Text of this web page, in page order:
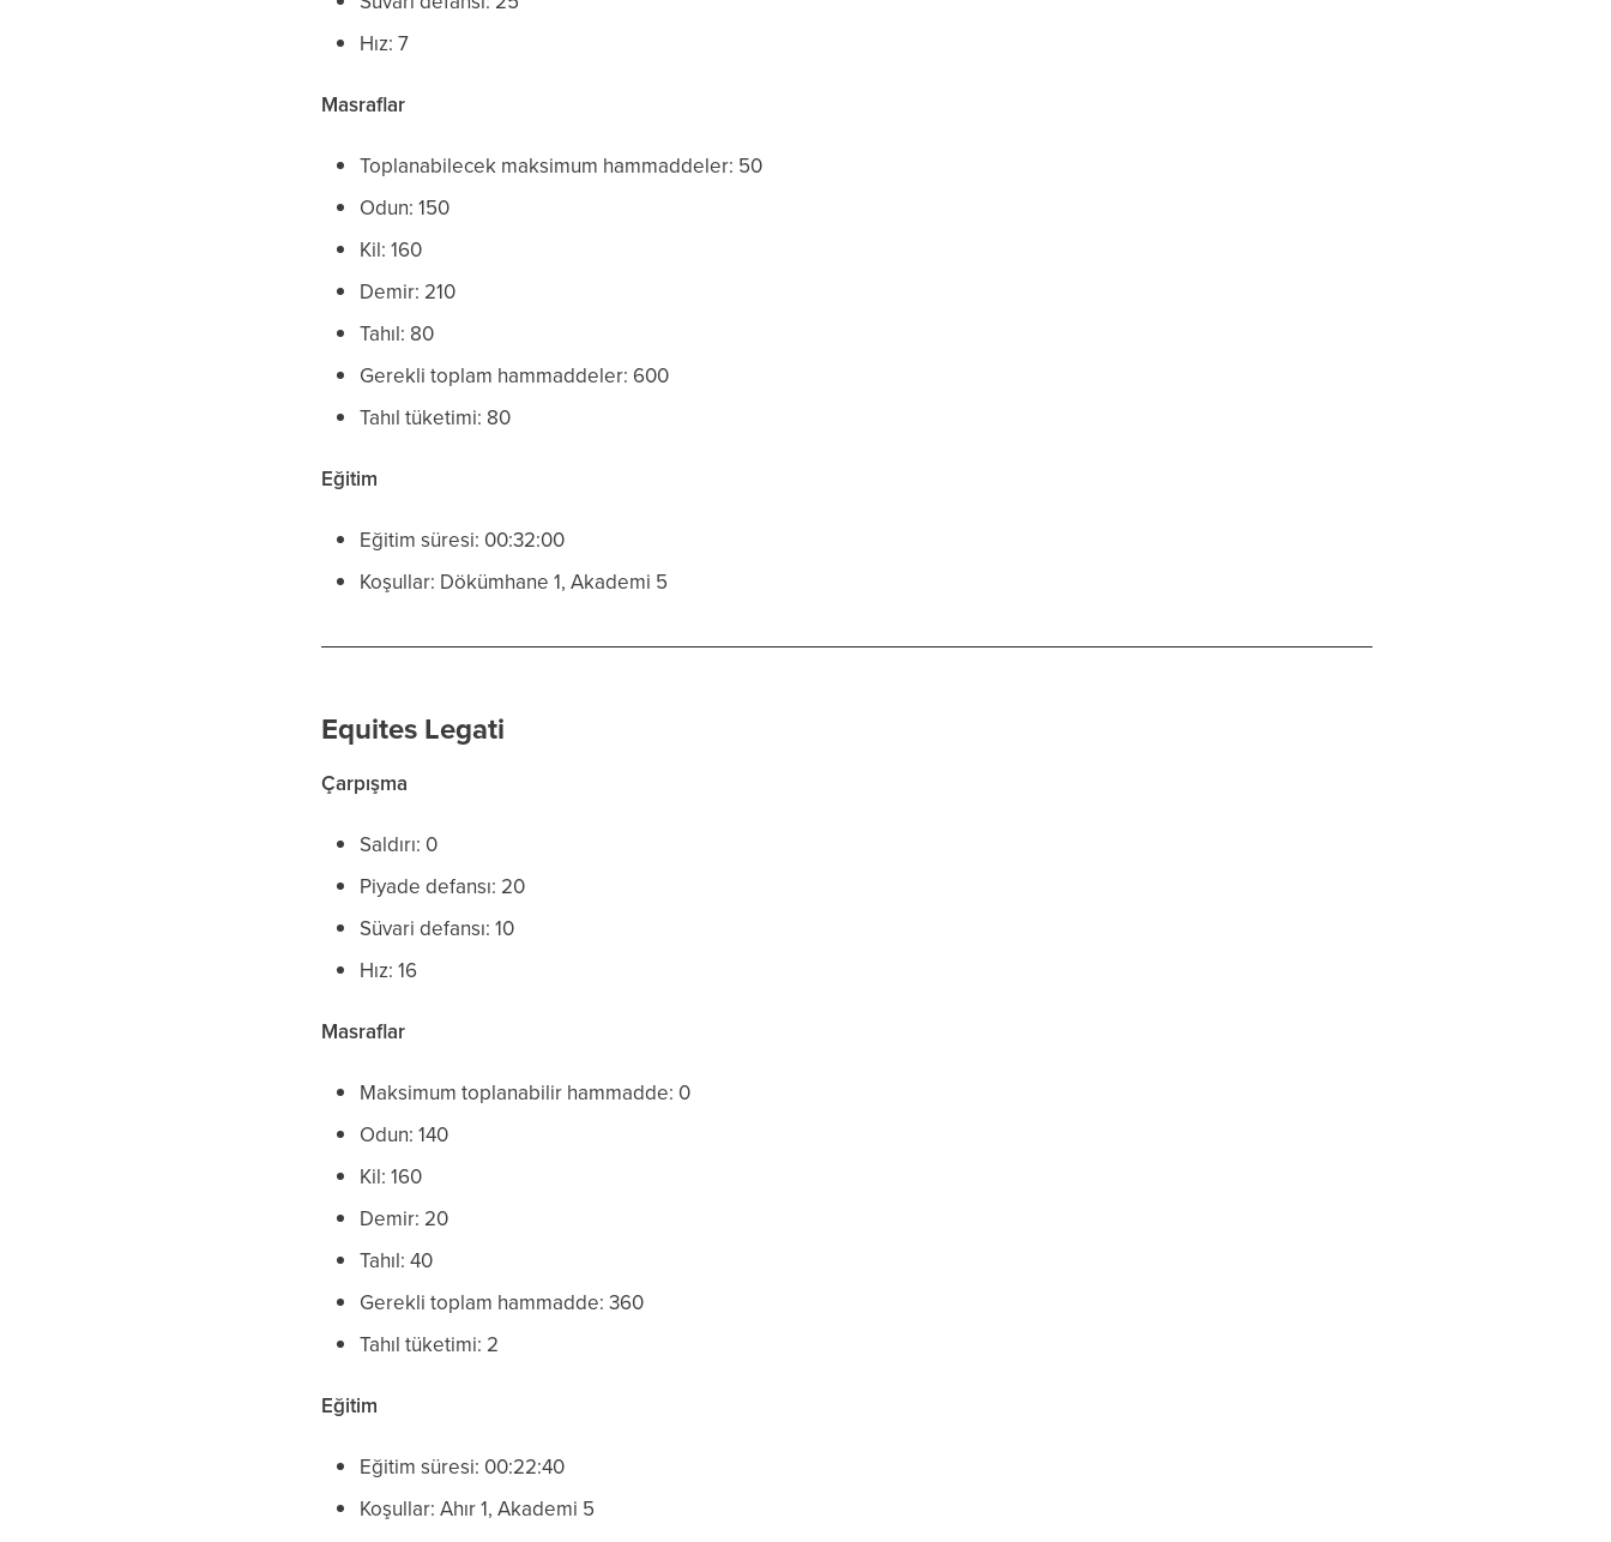
Hız: 7
Masraflar
Toplanabilecek maksimum hammaddeler: 50
Odun: 150
Kil: 160
Demir: 210
Tahıl: 80
Gerekli toplam hammaddeler: 600
Tahıl tüketimi: 80
Eğitim
Eğitim süresi: 00:32:00
Koşullar: Dökümhane 1, Akademi 5
Equites Legati
Çarpışma
Saldırı: 0
Piyade defansı: 20
Süvari defansı: 10
Hız: 16
Masraflar
Maksimum toplanabilir hammadde: 0
Odun: 140
Kil: 160
Demir: 20
Tahıl: 40
Gerekli toplam hammadde: 360
Tahıl tüketimi: 2
Eğitim
Eğitim süresi: 00:22:40
Koşullar: Ahır 1, Akademi 5